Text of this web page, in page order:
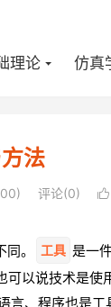
理论 仿真
法
) 评论(0) 
。 工具 是一
以说技术是使
言、程序也是